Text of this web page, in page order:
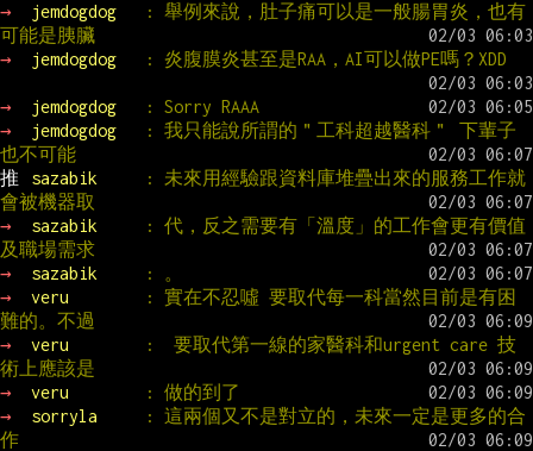
→
jemdogdog
: 舉例來說，肚子痛可以是一般腸胃炎，也有
可能是胰臟
→
jemdogdog : 炎腹膜炎甚至是RAA，AI可以做PE嗎？XDD
→ jemdogdog
: Sorry RAAA
→
jemdogdog
: 我只能說所謂的＂工科超越醫科＂ 下輩子
也不可能
推
sazabik
: 未來用經驗跟資料庫堆疊出來的服務工作就
會被機器取
→
sazabik
: 代，反之需要有「溫度」的工作會更有價值
及職場需求
→
sazabik
: 。
→
veru
: 實在不忍噓 要取代每一科當然目前是有困
難的。不過
→
veru
:  要取代第一線的家醫科和urgent care 技
術上應該是
→
veru
: 做的到了
→
sorryla
: 這兩個又不是對立的，未來一定是更多的合
作